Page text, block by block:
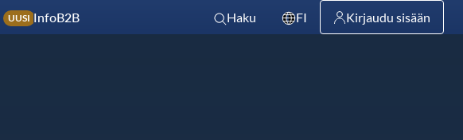
UUSI InfoB2B Haku FI Kirjaudu sisään